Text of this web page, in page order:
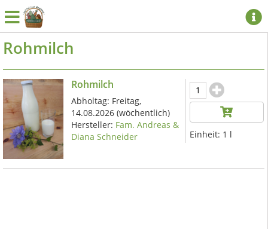
Rohmilch
Rohmilch
Abholtag: Freitag,
14.08.2026(wöchentlich)
Hersteller: Fam. Andreas &
Diana Schneider
Einheit: 1 l